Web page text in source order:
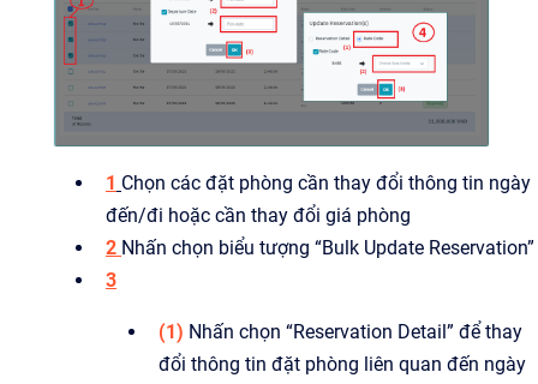
1 Chọn các đặt phòng cần thay đổi thông tin ngày
đến/đi hoặc cần thay đổi giá phòng
2 Nhấn chọn biểu tượng “Bulk Update Reservation”
3
(1) Nhấn chọn “Reservation Detail” để thay
đổi thông tin đặt phòng liên quan đến ngày